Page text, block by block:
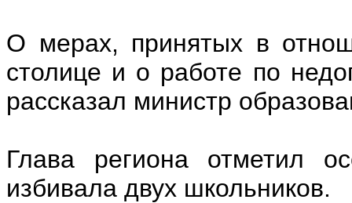
О мерах, принятых в
столице и о работе по
рассказал министр
Глава региона отметил
избивала двух школьников.